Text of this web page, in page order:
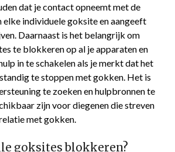
dat je contact opneemt met de
elke individuele goksite en aangeeft
Daarnaast is het belangrijk om
te blokkeren op al je apparaten en
in te schakelen als je merkt dat het
te stoppen met gokken. Het is
te zoeken en hulpbronnen te
zijn voor diegenen die streven
met gokken.
goksites blokkeren?